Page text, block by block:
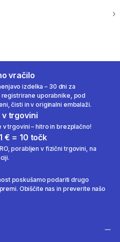
vračilo
izdelka – 30 dni za
uporabnike, pod
čisti in v originalni embalaži.
v trgovini
trgovini – hitro in brezplačno!
€ = 10 točk
porabljen v fizični trgovini, na
poskušamo podariti drugo
Obiščite nas in preverite našo